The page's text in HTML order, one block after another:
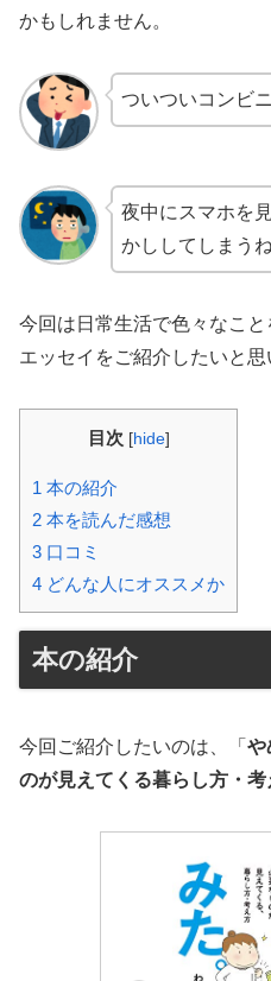
かもしれません。
ついついコンビ
夜中にスマホを
かししてしまうね
今回は日常生活で色々なこ
エッセイをご紹介したいと思
目次 [hide]
1 本の紹介
2 本を読んだ感想
3 口コミ
4 どんな人にオススメか
本の紹介
今回ご紹介したいのは、「 や
のが見えてくる暮らし方・考